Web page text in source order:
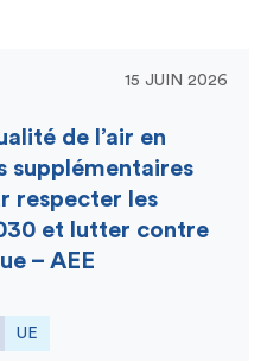
15 JUIN 2026
de l’air en
supplémentaires
respecter les
et lutter contre
– AEE
UE